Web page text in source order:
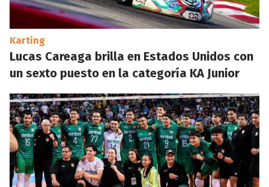
Karting
Lucas Careaga brilla en Estados Unidos con
un sexto puesto en la categoría KA Junior